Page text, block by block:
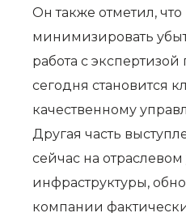
Он также отметил,
минимизировать
работа с
сегодня становится
качественному
Другая часть
сейчас на
инфраструктуры,
компании